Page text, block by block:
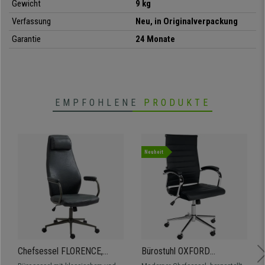
fenomenales Sitzerlebnis mit Stil!
•Höhenverstellbarer Sitz
Gewicht
9 kg
Verfassung
Neu, in Originalverpackung
Garantie
24 Monate
EMPFOHLENE PRODUKTE
Chefsessel FLORENCE,
Neuheit
Bürostuhl OXFORD